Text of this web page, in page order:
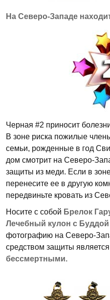
На Северо-Западе
Черная #2 приносит
В зоне риска пожилые
семьи, рожденные в год
дом смотрит на Северо-
защиты из меди. Если в
перенесите ее в другую
передвиньте кровать из
Носите с собой Брелок
Лечебный кулон с Буддой
фотографию на Северо-
средством защиты является
бессмертными.